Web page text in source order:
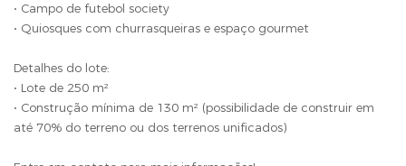
• Campo de futebol society
• Quiosques com churrasqueiras e espaço gourmet
Detalhes do lote:
• Lote de 250 m²
• Construção mínima de 130 m² (possibilidade de construir em
até 70% do terreno ou dos terrenos unificados)